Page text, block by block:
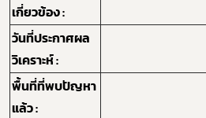
เกี่ยวข้อง :
วันที่ประกาศผล
วิเคราะห์ :
พื้นที่ที่พบปัญหา
แล้ว :
กฎหมาย